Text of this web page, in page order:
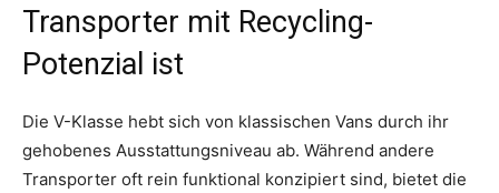
Transporter mit Recycling-
Potenzial ist
Die V-Klasse hebt sich von klassischen Vans durch ihr
gehobenes Ausstattungsniveau ab. Während andere
Transporter oft rein funktional konzipiert sind, bietet die